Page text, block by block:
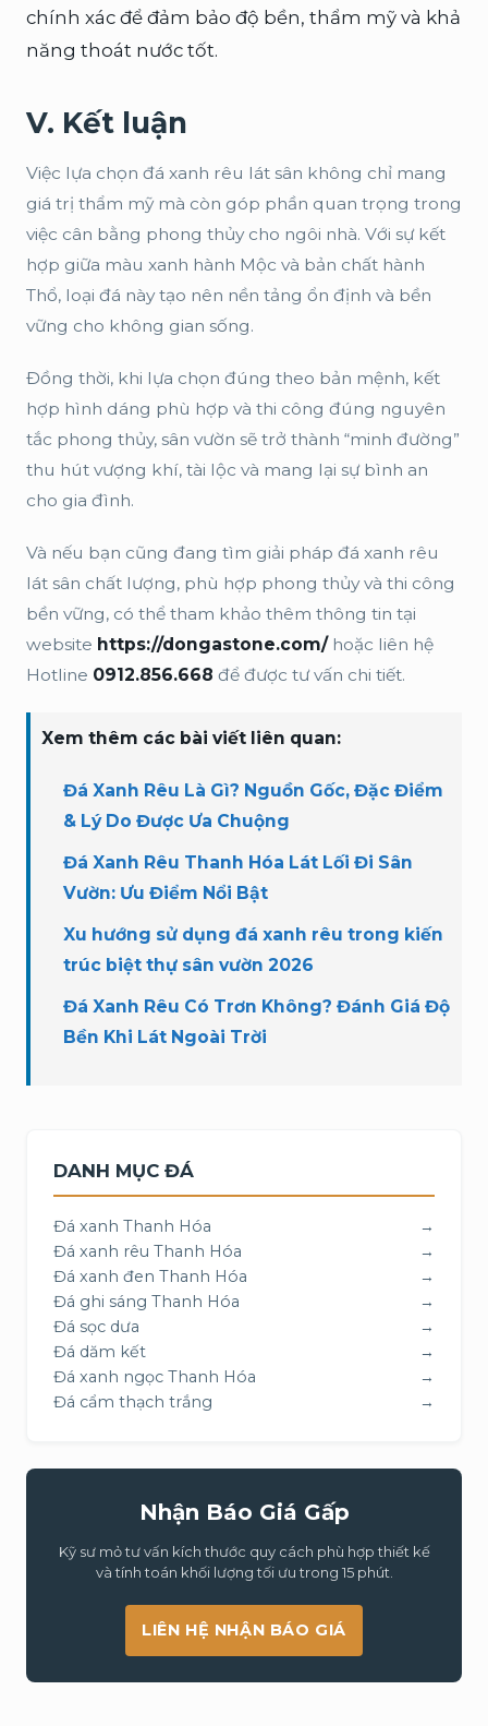
chính xác để đảm bảo độ bền, thẩm mỹ và khả
năng thoát nước tốt.
V. Kết luận
Việc lựa chọn đá xanh rêu lát sân không chỉ mang
giá trị thẩm mỹ mà còn góp phần quan trọng trong
việc cân bằng phong thủy cho ngôi nhà. Với sự kết
hợp giữa màu xanh hành Mộc và bản chất hành
Thổ, loại đá này tạo nên nền tảng ổn định và bền
vững cho không gian sống.
Đồng thời, khi lựa chọn đúng theo bản mệnh, kết
hợp hình dáng phù hợp và thi công đúng nguyên
tắc phong thủy, sân vườn sẽ trở thành “minh đường”
thu hút vượng khí, tài lộc và mang lại sự bình an
cho gia đình.
Và nếu bạn cũng đang tìm giải pháp đá xanh rêu
lát sân chất lượng, phù hợp phong thủy và thi công
bền vững, có thể tham khảo thêm thông tin tại
website https://dongastone.com/hoặc liên hệ
Hotline 0912.856.668 để được tư vấn chi tiết.
Xem thêm các bài viết liên quan:
Đá Xanh Rêu Là Gì? Nguồn Gốc, Đặc Điểm
& Lý Do Được Ưa Chuộng
Đá Xanh Rêu Thanh Hóa Lát Lối Đi Sân
Vườn: Ưu Điểm Nổi Bật
Xu hướng sử dụng đá xanh rêu trong kiến
trúc biệt thự sân vườn 2026
Đá Xanh Rêu Có Trơn Không? Đánh Giá Độ
Bền Khi Lát Ngoài Trời
DANH MỤC ĐÁ
Đá xanh Thanh Hóa
→
Đá xanh rêu Thanh Hóa
→
Đá xanh đen Thanh Hóa
→
Đá ghi sáng Thanh Hóa
→
Đá sọc dưa
→
Đá dăm kết
→
Đá xanh ngọc Thanh Hóa
→
Đá cẩm thạch trắng
→
Nhận Báo Giá Gấp
Kỹ sư mỏ tư vấn kích thước quy cách phù hợp thiết kế
và tính toán khối lượng tối ưu trong 15 phút.
LIÊN HỆ NHẬN BÁO GIÁ